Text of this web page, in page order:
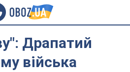
Драпатий
війська